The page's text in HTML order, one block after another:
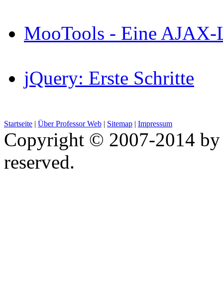
MooTools - Eine
jQuery: Erste Schritte
Startseite | Über Professor Web | Sitemap | Impressum
Copyright © 2007-2014
reserved.